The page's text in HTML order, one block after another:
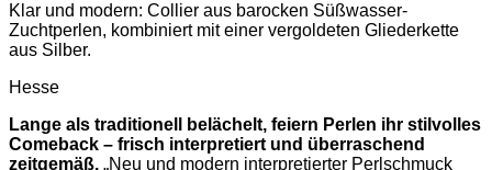
Klar und modern: Collier aus barocken Süßwasser-
Zuchtperlen, kombiniert mit einer vergoldeten Gliederkette
aus Silber.
Hesse
Lange als traditionell belächelt, feiern Perlen ihr stilvolles
Comeback – frisch interpretiert und überraschend
zeitgemäß. „Neu und modern interpretierter Perlschmuck